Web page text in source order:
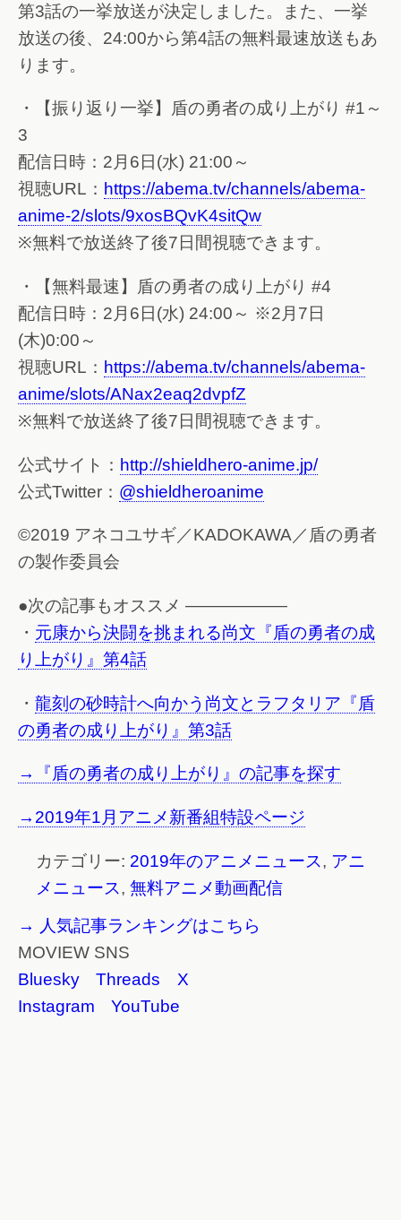
第3話の一挙放送が決定しました。また、一挙
放送の後、24:00から第4話の無料最速放送もあ
ります。
・【振り返り一挙】盾の勇者の成り上がり #1～
3
配信日時：2月6日(水) 21:00～
視聴URL： https://abema.tv/channels/abema-
anime-2/slots/9xosBQvK4sitQw
※無料で放送終了後7日間視聴できます。
・【無料最速】盾の勇者の成り上がり #4
配信日時：2月6日(水) 24:00～ ※2月7日
(木)0:00～
視聴URL： https://abema.tv/channels/abema-
anime/slots/ANax2eaq2dvpfZ
※無料で放送終了後7日間視聴できます。
公式サイト： http://shieldhero-anime.jp/
公式Twitter： @shieldheroanime
©2019 アネコユサギ／KADOKAWA／盾の勇者
の製作委員会
●次の記事もオススメ ——————
・ 元康から決闘を挑まれる尚文『盾の勇者の成
り上がり』第4話
・ 龍刻の砂時計へ向かう尚文とラフタリア『盾
の勇者の成り上がり』第3話
→『盾の勇者の成り上がり』の記事を探す
→2019年1月アニメ新番組特設ページ
カテゴリー: 2019年のアニメニュース, アニ
メニュース, 無料アニメ動画配信
→ 人気記事ランキングはこちら
MOVIEW SNS
Bluesky
Threads
X
Instagram
YouTube